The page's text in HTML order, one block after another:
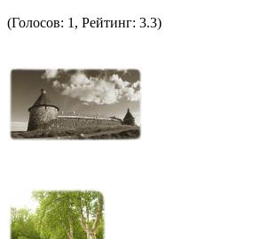
(Голосов: 1, Рейтинг: 3.3)